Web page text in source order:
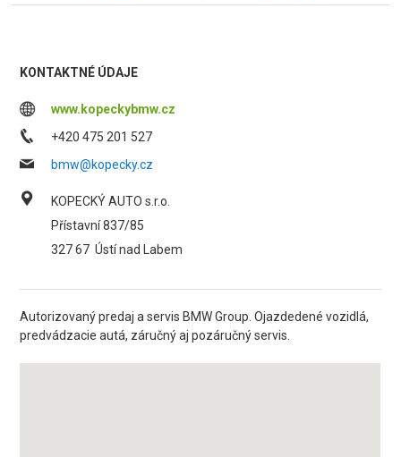
KONTAKTNÉ ÚDAJE
www.kopeckybmw.cz
+420 475 201 527
bmw@kopecky.cz
KOPECKÝ AUTO s.r.o.
Přístavní 837/85
327 67 Ústí nad Labem
Autorizovaný predaj a servis BMW Group. Ojazdedené vozidlá,
predvádzacie autá, záručný aj pozáručný servis.